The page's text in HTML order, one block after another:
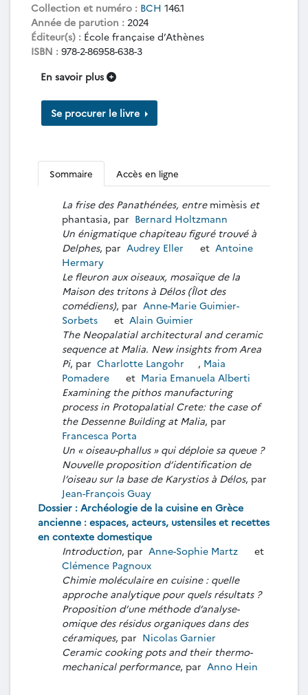
Collection et numéro : BCH 146.1
Année de parution : 2024
Éditeur(s) : École française d’Athènes
ISBN : 978-2-86958-638-3
En savoir plus
Se procurer le livre
Sommaire Accès en ligne
La frise des Panathénées, entremimèsis et
phantasia, par Bernard Holtzmann
Un énigmatique chapiteau figuré trouvé à
Delphes, par Audrey Eller et Antoine
Hermary
Le fleuron aux oiseaux, mosaïque de la
Maison des tritons à Délos (Îlot des
comédiens), par Anne-Marie Guimier-
Sorbets
et Alain Guimier
The Neopalatial architectural and ceramic
sequence at Malia. New insights from Area
Pi, par Charlotte Langohr , Maia
Pomadere
et Maria Emanuela Alberti
Examining the pithos manufacturing
process in Protopalatial Crete: the case of
the Dessenne Building at Malia, par
Francesca Porta
Un « oiseau-phallus » qui déploie sa queue ?
Nouvelle proposition d’identification de
l’oiseau sur la base de Karystios à Délos, par
Jean-François Guay
Dossier : Archéologie de la cuisine en Grèce
ancienne : espaces, acteurs, ustensiles et recettes
en contexte domestique
Introduction, par Anne-Sophie Martz
et
Clémence Pagnoux
Chimie moléculaire en cuisine : quelle
approche analytique pour quels résultats ?
Proposition d’une méthode d’analyse-
omique des résidus organiques dans des
céramiques, par Nicolas Garnier
Ceramic cooking pots and their thermo-
mechanical performance, par Anno Hein